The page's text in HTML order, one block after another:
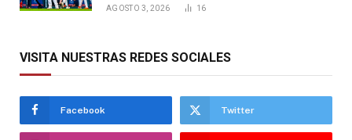
AGOSTO 3, 2026 16
VISITA NUESTRAS REDES SOCIALES
Facebook Twitter